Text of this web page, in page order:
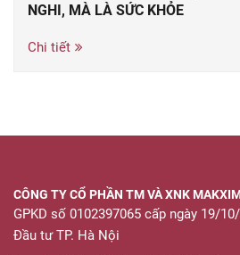
NGHI, MÀ LÀ SỨC KHỎE
Chi tiết
CÔNG TY CỔ PHẦN TM VÀ XNK
GPKD số 0102397065 cấp ngày 19/
Đầu tư TP. Hà Nội